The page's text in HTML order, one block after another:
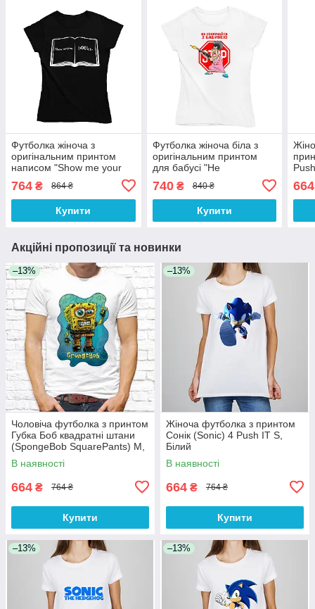
Футболка жіноча з
оригінальним принтом
написом "Show me your
764 ₴ 864 ₴
Купити
Футболка жіноча біла з
оригінальним принтом
для бабусі "Не
Push IT
740₴ 840 ₴
Купити
664
Акційні пропозиції та новинки
–13%
Чоловіча футболка з принтом
Губка Боб квадратні штани
(SpongeBob SquarePants) M,
Білий Push IT
В наявності
664 ₴ 764 ₴
Купити
–13%
Жіноча футболка з принтом
Сонік (Sonic) 4 Push IT S,
Білий
В наявності
664 ₴ 764 ₴
Купити
–13% –13%